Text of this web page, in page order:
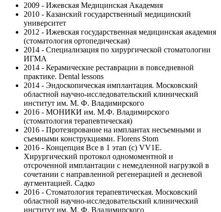
2009 - Ижевская Медицинская Академия
2010 - Казанский государственный медицинский
университет
2012 - Ижевская государственная медицинская академия
(стоматология ортопедическая)
2014 - Специализация по хирургической стоматологии
ИГМА
2014 - Керамические реставрации в повседневной
практике. Dental lessons
2014 - Эндоскопическая имплантация. Московский
областной научно-исследовательский клинический
институт им. М. Ф. Владимирского
2016 - МОНИКИ им. М.Ф. Владимирского
(стоматология терапевтическая)
2016 - Протезирование на имплантах несъемными и
съемными конструкциями. Florens Stom
2016 - Концепция Все в 1 этап (с) VV1E.
Хирургический протокол одномоментной и
отсроченной имплантации с немедленной нагрузкой в
сочетании с направленной регенерацией и десневой
аугментацией. Садко
2016 - Стоматология терапевтическая. Московский
областной научно-исследовательский клинический
институт им. М. Ф. Владимирского